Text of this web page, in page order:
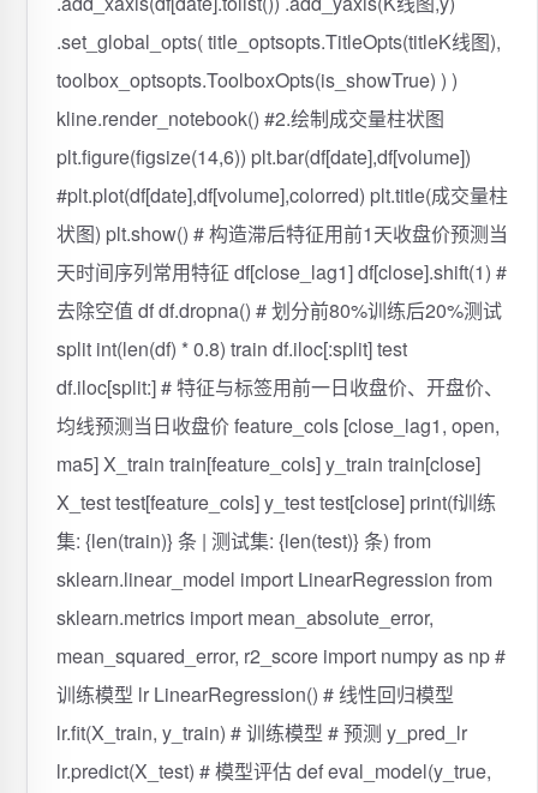
.set_global_opts( title_optsopts.TitleOpts(titleK线图),
toolbox_optsopts.ToolboxOpts(is_showTrue) ) )
kline.render_notebook() #2.绘制成交量柱状图
plt.figure(figsize(14,6)) plt.bar(df[date],df[volume])
#plt.plot(df[date],df[volume],colorred) plt.title(成交量柱
状图) plt.show() # 构造滞后特征用前1天收盘价预测当
天时间序列常用特征 df[close_lag1] df[close].shift(1) #
去除空值 df df.dropna() # 划分前80%训练后20%测试
split int(len(df) * 0.8) train df.iloc[:split] test
df.iloc[split:] # 特征与标签用前一日收盘价、开盘价、
均线预测当日收盘价 feature_cols [close_lag1, open,
ma5] X_train train[feature_cols] y_train train[close]
X_test test[feature_cols] y_test test[close] print(f训练
集: {len(train)} 条 | 测试集: {len(test)} 条) from
sklearn.linear_model import LinearRegression from
sklearn.metrics import mean_absolute_error,
mean_squared_error, r2_score import numpy as np #
训练模型 lr LinearRegression() # 线性回归模型
lr.fit(X_train, y_train) # 训练模型 # 预测 y_pred_lr
lr.predict(X_test) # 模型评估 def eval_model(y_true,